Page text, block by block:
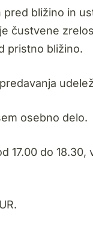
bližino in
čustvene
pristno bližino.
osebno delo.
17.00 do